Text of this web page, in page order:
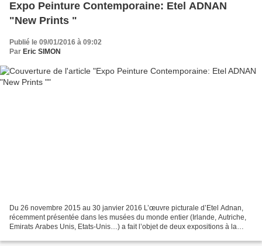
Expo Peinture Contemporaine: Etel ADNAN
"New Prints "
Publié le 09/01/2016 à 09:02
Par Eric SIMON
Du 26 novembre 2015 au 30 janvier 2016 L’œuvre picturale d’Etel Adnan,
récemment présentée dans les musées du monde entier (Irlande, Autriche,
Emirats Arabes Unis, Etats-Unis…) a fait l’objet de deux expositions à la